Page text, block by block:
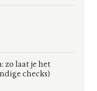
zo laat je het
checks)